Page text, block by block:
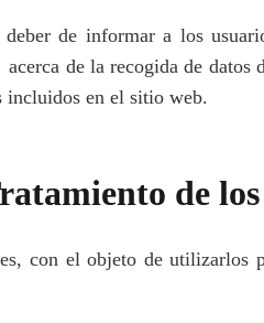
de informar a los
acerca de la recogida de datos
en el sitio web.
de los
con el objeto de